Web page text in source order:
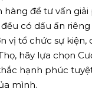
hàng để tư vấn
có dấu ấn
vị tổ chức sự kiện,
hãy lựa chọn
hạnh phúc
mình.